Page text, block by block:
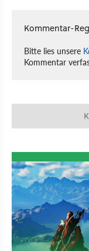
Kommentar-
Bitte lies unsere
Kommentar